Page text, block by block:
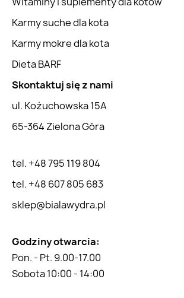
Karmy suche dla kota
Karmy mokre dla kota
Dieta BARF
Skontaktuj się z nami
ul. Kożuchowska 15A
65-364 Zielona Góra
tel. +48 795 119 804
tel. +48 607 805 683
sklep@bialawydra.pl
Godziny otwarcia:
Pon. - Pt. 9.00-17.00
Sobota 10:00 - 14:00